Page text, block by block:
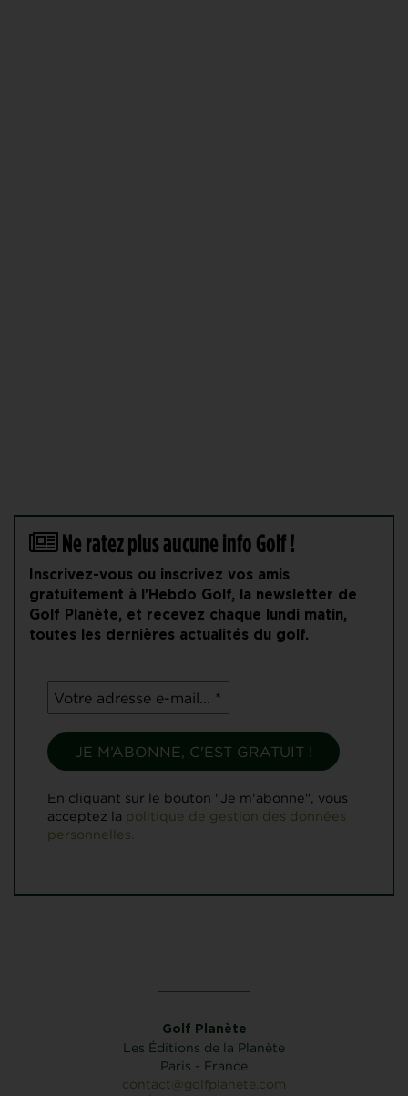
Ne ratez plus aucune info Golf !
Inscrivez-vous ou inscrivez vos amis
gratuitement à l'Hebdo Golf, la newsletter de
Golf Planète, et recevez chaque lundi matin,
toutes les dernières actualités du golf.
En cliquant sur le bouton "Je m'abonne", vous
acceptez la politique de gestion des données
personnelles.
Golf Planète
Les Éditions de la Planète
Paris - France
contact@golfplanete.com